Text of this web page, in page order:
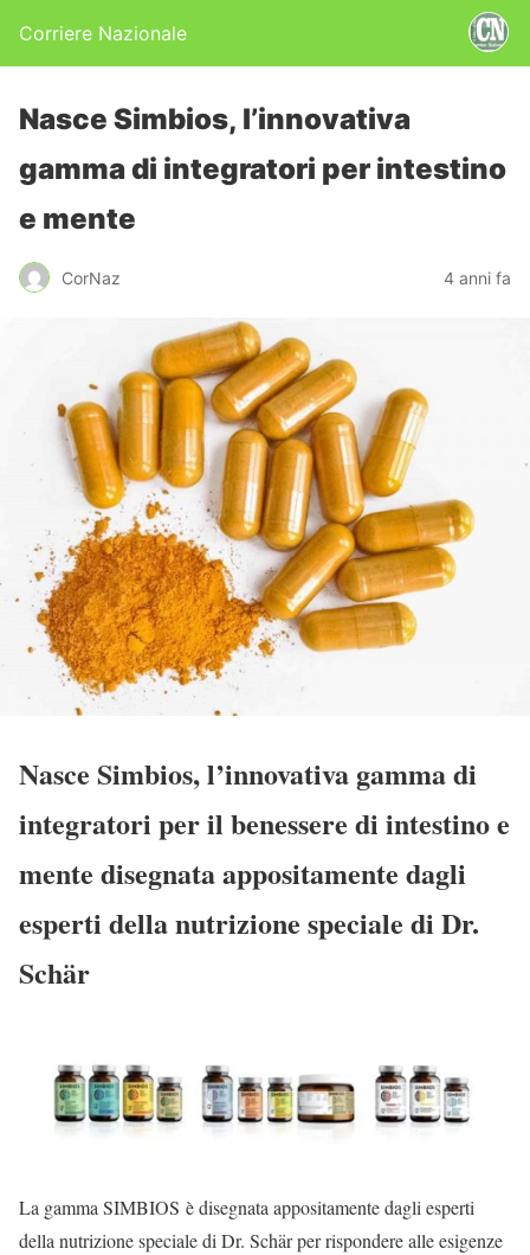
Corriere Nazionale
Nasce Simbios, l’innovativa
gamma di integratori per intestino
e mente
CorNaz 4 anni fa
Nasce Simbios, l’innovativa gamma di
integratori per il benessere di intestino e
mente disegnata appositamente dagli
esperti della nutrizione speciale di Dr.
Schär
La gamma SIMBIOS è disegnata appositamente dagli esperti
della nutrizione speciale di Dr. Schär per rispondere alle esigenze